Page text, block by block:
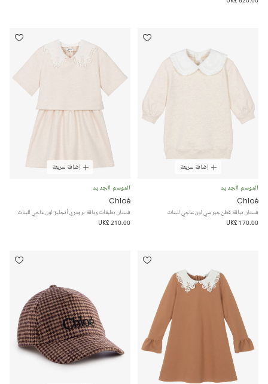
إضافة سريعة
الموسم الجديد
Chloé
فستان بياقة قطن جيرسي لون عاجي للبنات
UK£ 170.00
إضافة سريعة
الموسم الجديد
Chloé
فستان بطبقات وياقة برودري أنجليز لون عاجي للبنات
UK£ 210.00